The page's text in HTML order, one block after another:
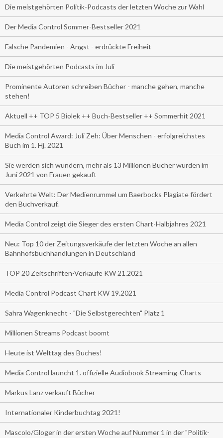
Die meistgehörten Politik-Podcasts der letzten Woche zur Wahl
Der Media Control Sommer-Bestseller 2021
Falsche Pandemien - Angst - erdrückte Freiheit
Die meistgehörten Podcasts im Juli
Prominente Autoren schreiben Bücher - manche gehen, manche
stehen!
Aktuell ++ TOP 5 Biolek ++ Buch-Bestseller ++ Sommerhit 2021
Media Control Award: Juli Zeh: Über Menschen - erfolgreichstes
Buch im 1. Hj. 2021
Sie werden sich wundern, mehr als 13 Millionen Bücher wurden im
Juni 2021 von Frauen gekauft
Verkehrte Welt: Der Medienrummel um Baerbocks Plagiate fördert
den Buchverkauf.
Media Control zeigt die Sieger des ersten Chart-Halbjahres 2021
Neu: Top 10 der Zeitungsverkäufe der letzten Woche an allen
Bahnhofsbuchhandlungen in Deutschland
TOP 20 Zeitschriften-Verkäufe KW 21.2021
Media Control Podcast Chart KW 19.2021
Sahra Wagenknecht - "Die Selbstgerechten" Platz 1
Millionen Streams Podcast boomt
Heute ist Welttag des Buches!
Media Control launcht 1. offizielle Audiobook Streaming-Charts
Markus Lanz verkauft Bücher
Internationaler Kinderbuchtag 2021!
Mascolo/Gloger in der ersten Woche auf Nummer 1 in der "Politik-